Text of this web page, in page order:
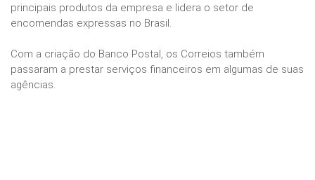
principais produtos da empresa e lidera o setor de
encomendas expressas no Brasil.
Com a criação do Banco Postal, os Correios também
passaram a prestar serviços financeiros em algumas de suas
agências.